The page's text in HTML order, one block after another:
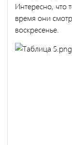
Интересно, что
время они
воскресенье.